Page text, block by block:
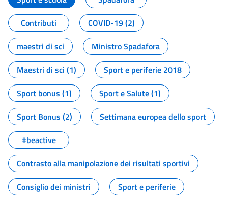
Contributi
COVID-19 (2)
maestri di sci
Ministro Spadafora
Maestri di sci (1)
Sport e periferie 2018
Sport bonus (1)
Sport e Salute (1)
Sport Bonus (2)
Settimana europea dello sport
#beactive
Contrasto alla manipolazione dei risultati sportivi
Consiglio dei ministri
Sport e periferie